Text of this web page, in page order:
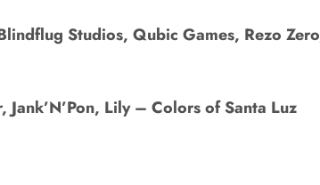
Studios, Qubic Games, Rezo
Lily – Colors of Santa Luz